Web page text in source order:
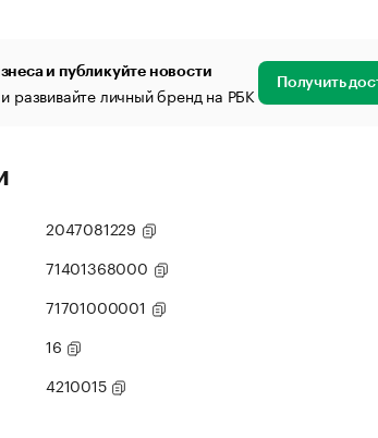
и публикуйте новости
развивайте личный бренд на РБК Получить
2047081229
71401368000
71701000001
16
4210015